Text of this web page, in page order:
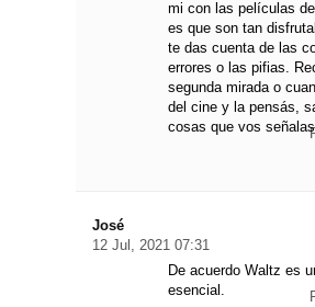
mi con las películas de
es que son tan
te das cuenta de las
errores o las pifias.
segunda mirada o
del cine y la pensás,
cosas que vos
José
12 Jul, 2021 07:31
De acuerdo Waltz es
esencial.